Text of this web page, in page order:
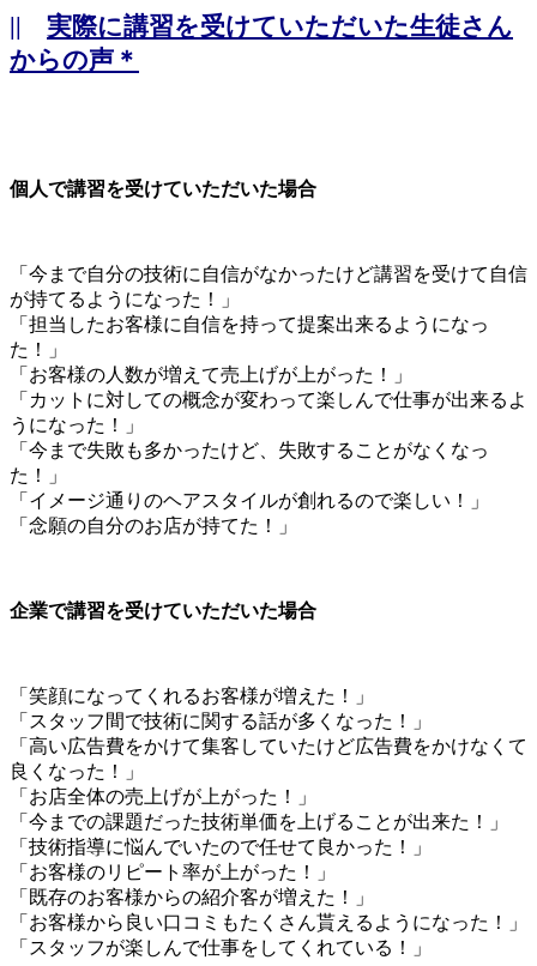
|| 実際に講習を受けていただいた生徒さん
からの声＊
個人で講習を受けていただいた場合
「今まで自分の技術に自信がなかったけど講習を受けて自信
が持てるようになった！」
「担当したお客様に自信を持って提案出来るようになっ
た！」
「お客様の人数が増えて売上げが上がった！」
「カットに対しての概念が変わって楽しんで仕事が出来るよ
うになった！」
「今まで失敗も多かったけど、失敗することがなくなっ
た！」
「イメージ通りのヘアスタイルが創れるので楽しい！」
「念願の自分のお店が持てた！」
企業で講習を受けていただいた場合
「笑顔になってくれるお客様が増えた！」
「スタッフ間で技術に関する話が多くなった！」
「高い広告費をかけて集客していたけど広告費をかけなくて
良くなった！」
「お店全体の売上げが上がった！」
「今までの課題だった技術単価を上げることが出来た！」
「技術指導に悩んでいたので任せて良かった！」
「お客様のリピート率が上がった！」
「既存のお客様からの紹介客が増えた！」
「お客様から良い口コミもたくさん貰えるようになった！」
「スタッフが楽しんで仕事をしてくれている！」